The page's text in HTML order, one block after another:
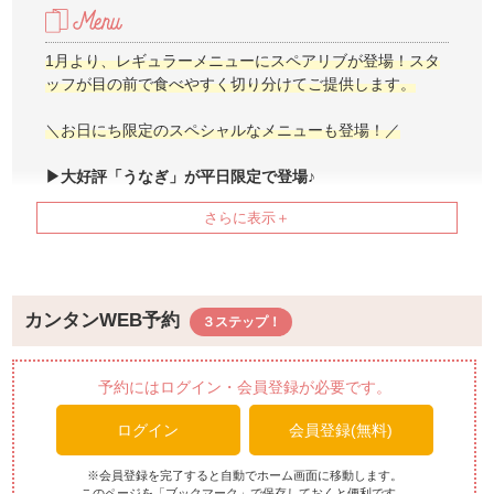
1月より、レギュラーメニューにスペアリブが登場！スタ
ッフが目の前で食べやすく切り分けてご提供します。
＼お日にち限定のスペシャルなメニューも登場！／
▶大好評「うなぎ」が平日限定で登場♪
▶毎月第2・第4木曜日は『まぐろ解体ショー(12時～※15
や握り寿司で食べ放題にてご提供♪
※2025年は第1・第3金曜日に開催しておりましたが、20
26年より開催日を変更いたします。予めご了承くださ
い。
▶毎月第3木曜日は『琉球料理の日』
毎月 第3木曜日のランチビュッフェでは、ホテルに在籍す
る「琉球料理伝承人」が提供する琉球料理をご堪能いただ
けます♪
カンタンWEB予約
予約にはログイン・会員登録が必要です。
ログイン 会員登録(無料)
※会員登録を完了すると自動でホーム画面に移動します。